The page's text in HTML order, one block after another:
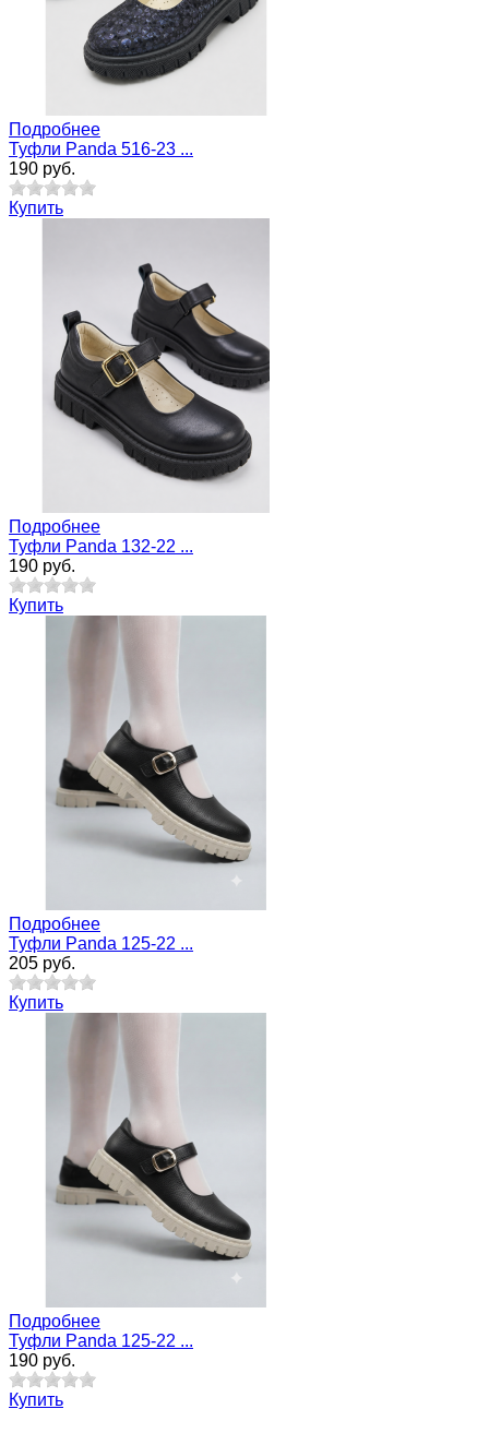
Подробнее
Туфли Panda 516-23 ...
190 руб.
Купить
Подробнее
Туфли Pandа 132-22 ...
190 руб.
Купить
Подробнее
Туфли Panda 125-22 ...
205 руб.
Купить
Подробнее
Туфли Panda 125-22 ...
190 руб.
Купить